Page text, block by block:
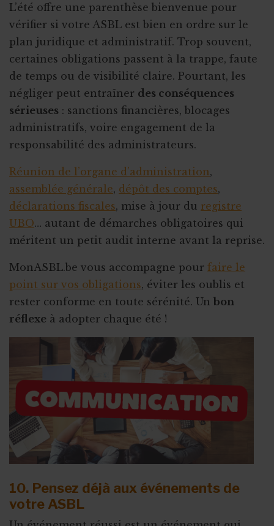
L’été offre une parenthèse bienvenue pour
vérifier si votre ASBL est bien en ordre sur le
plan juridique et administratif. Trop souvent,
certaines obligations passent à la trappe, faute
de temps ou de visibilité claire. Pourtant, les
négliger peut entraîner des conséquences
sérieuses : sanctions financières, blocages
administratifs, voire engagement de la
responsabilité des administrateurs.
Réunion de l’organe d’administration,
assemblée générale, dépôt des comptes,
déclarations fiscales, mise à jour du registre
UBO… autant de démarches obligatoires qui
méritent un petit audit interne avant la reprise.
MonASBL.be vous accompagne pour faire le
point sur vos obligations, éviter les oublis et
rester conforme en toute sérénité. Un bon
réflexe à adopter chaque été !
10. Pensez déjà aux événements de
votre ASBL